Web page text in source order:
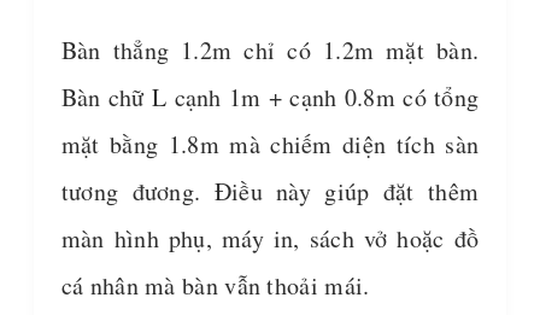
Bàn thẳng 1.2m chỉ có 1.2m mặt bàn.
Bàn chữ L cạnh 1m + cạnh 0.8m có tổng
mặt bằng 1.8m mà chiếm diện tích sàn
tương đương. Điều này giúp đặt thêm
màn hình phụ, máy in, sách vở hoặc đồ
cá nhân mà bàn vẫn thoải mái.